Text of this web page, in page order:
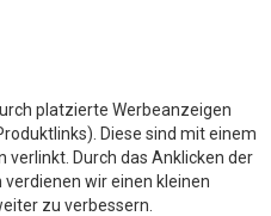
platzierte Werbeanzeigen
Diese sind mit einem
Durch das Anklicken der
wir einen kleinen
zu verbessern.